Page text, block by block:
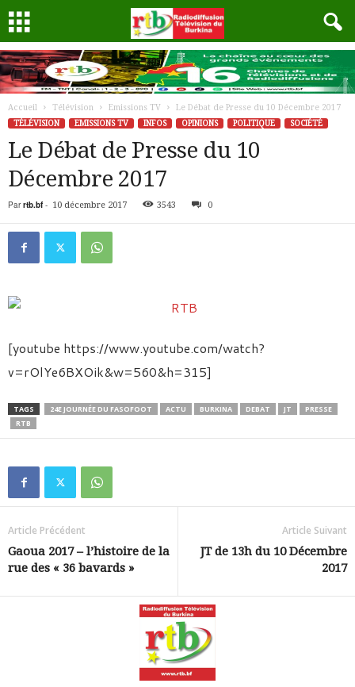
Accueil Télévision Emissions TV
Le Débat de Presse du 10 Décembre 2017
TÉLÉVISION
EMISSIONS TV INFOS OPINIONS POLITIQUE SOCIÉTÉ
Le Débat de Presse du 10
Décembre 2017
Par rtb.bf- 10 décembre 2017 3543 0
[youtube https://www.youtube.com/watch?
v=rOlYe6BXOik&w=560&h=315]
TAGS 24E JOURNÉE DU FASOFOOT ACTU BURKINA DEBAT JT
PRESSE
RTB
Article Précédent
Gaoua 2017 – l’histoire de la
rue des « 36 bavards »
Article Suivant
JT de 13h du 10 Décembre
2017